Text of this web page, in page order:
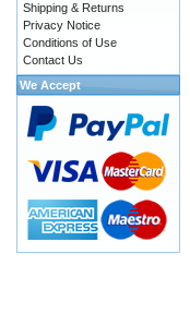
Shipping & Returns
Privacy Notice
Conditions of Use
Contact Us
We Accept